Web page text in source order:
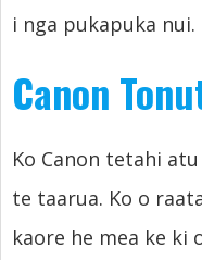
i nga pukapuka nui.
Canon
Ko Canon tetahi
te taarua. Ko o
kaore he mea ke ki